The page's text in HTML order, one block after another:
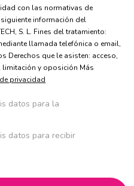
con las normativas de
información del
S. L. Fines del tratamiento:
llamada telefónica o email,
Derechos que le asisten: acceso,
y oposición Más
privacidad
datos para la
datos para recibir